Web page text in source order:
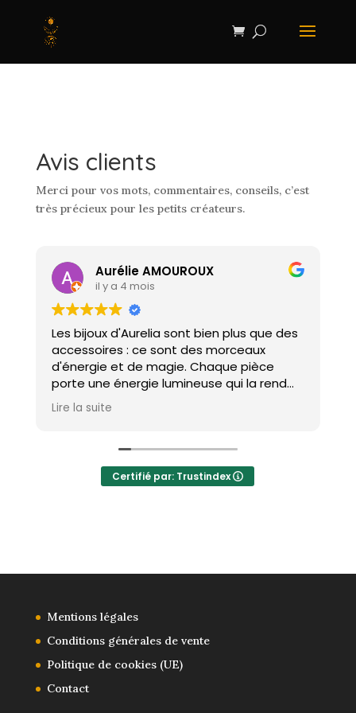
Avis clients
Merci pour vos mots, commentaires, conseils, c’est
très précieux pour les petits créateurs.
Aurélie AMOUROUX
il y a 4 mois
Les bijoux d'Aurelia sont bien plus que des
accessoires : ce sont des morceaux
d'énergie et de magie. Chaque pièce
porte une énergie lumineuse qui la rend
spéciale. Aurelia est toujours à l'écoute,
réactive et veille à des envois rapides et
redonne vie aux bijoux avec une attention
incroyable. Un véritable coup de cœur à
chaque création !
Lire la suite
Certifié par: Trustindex
Mentions légales
Conditions générales de vente
Politique de cookies (UE)
Contact